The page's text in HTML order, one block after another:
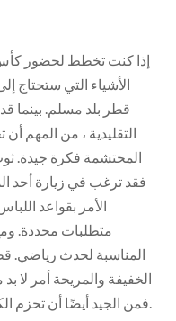
الأشياء التي ستحتاج
قطر بلد مسلم. بينما قد
التقليدية ، من المهم أن
المحتشمة فكرة جيدة.
فقد ترغب في زيارة أحد
الأمر بقواعد
متطلبات محددة.
المناسبة لحدث رياضي.
الخفيفة والمريحة أمر لا
فمن الجيد أيضًا أن تحزم الكثير من واقي الشمس وبلسم الشفاه.